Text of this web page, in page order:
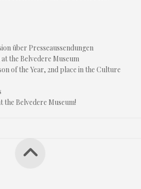
über Presseaussendungen
the Belvedere Museum
of the Year, 2nd place in the Culture
the Belvedere Museum!